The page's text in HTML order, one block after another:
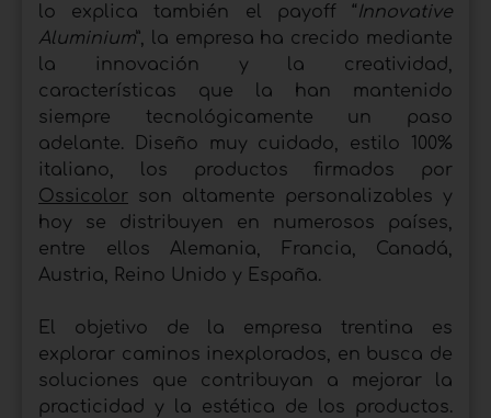
lo explica también el payoff “Innovative
Aluminium”, la empresa ha crecido mediante
la innovación y la creatividad,
características que la han mantenido
siempre tecnológicamente un paso
adelante. Diseño muy cuidado, estilo 100%
italiano, los productos firmados por
Ossicolor son altamente personalizables y
hoy se distribuyen en numerosos países,
entre ellos Alemania, Francia, Canadá,
Austria, Reino Unido y España.
El objetivo de la empresa trentina es
explorar caminos inexplorados, en busca de
soluciones que contribuyan a mejorar la
practicidad y la estética de los productos.